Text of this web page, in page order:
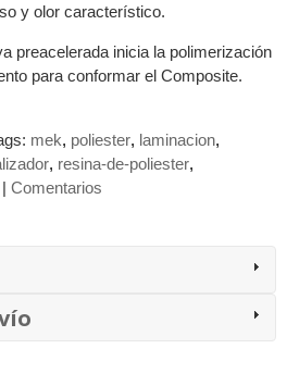
y olor característico.
preacelerada inicia la polimerización
para conformar el Composite.
mek poliester laminacion
resina-de-poliester
| Comentarios